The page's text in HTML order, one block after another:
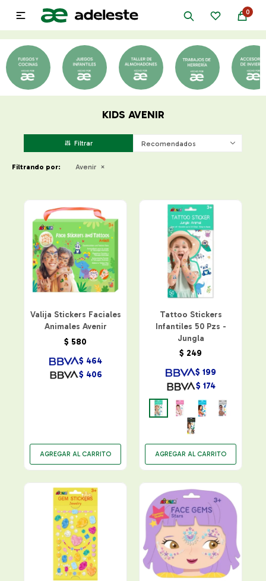
0

KIDS AVENIR
Recomendados
Filtrando por: Avenir
Valija Stickers Faciales
Animales Avenir
$ 580
$ 406
$ 464
Tattoo Stickers
Infantiles 50 Pzs -
Jungla
$ 249
$ 174
$ 199